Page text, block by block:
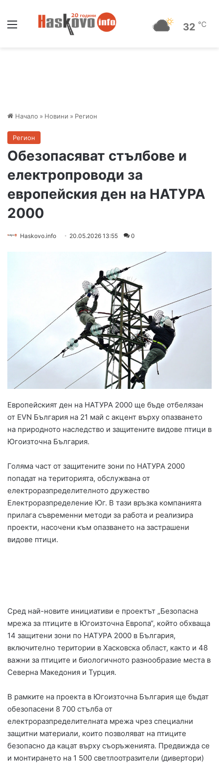
32 ℃
Начало » Новини » Регион
Регион
Обезопасяват стълбове и
електропроводи за
европейския ден на НАТУРА
2000
Haskovo.info 20.05.2026 13:55 0
Европейският ден на НАТУРА 2000 ще бъде отбелязан
от EVN България на 21 май с акцент върху опазването
на природното наследство и защитените видове птици в
Югоизточна България.
Голяма част от защитените зони по НАТУРА 2000
попадат на територията, обслужвана от
електроразпределителното дружество
Електроразпределение Юг. В тази връзка компанията
прилага съвременни методи за работа и реализира
проекти, насочени към опазването на застрашени
видове птици.
Сред най-новите инициативи е проектът „Безопасна
мрежа за птиците в Югоизточна Европа“, който обхваща
14 защитени зони по НАТУРА 2000 в България,
включително територии в Хасковска област, както и 48
важни за птиците и биологичното разнообразие места в
Северна Македония и Турция.
В рамките на проекта в Югоизточна България ще бъдат
обезопасени 8 700 стълба от
електроразпределителната мрежа чрез специални
защитни материали, които позволяват на птиците
безопасно да кацат върху съоръженията. Предвижда се
и монтирането на 1 500 светлоотразители (дивертори)